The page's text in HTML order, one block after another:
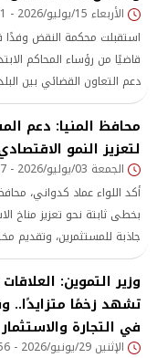
الأربعاء 15/يوليو/2026 - 05:11 م
قاضيًا من رؤساء المحاكم
دعم التعاون القضائي بين
مجالات العمل القضائي
محافظ المنيا: دعم
لتعزيز النمو
الجمعة 03/يوليو/2026 - 12:47 ص
أكد اللواء عماد كدواني،
بخطى ثابتة نحو تعزيز مناخ
جاذبة للمستثمرين، وتقديم
تنفيذًا لتوجيهات القيادة
باعتباره شريكًا رئيسيًا في
معدلات النمو الاقتصادي.
وزير التموين:
تشهد زخمًا متزايدًا..
في التجارة والاستثمار
الإثنين 29/يونيو/2026 - 09:56 م